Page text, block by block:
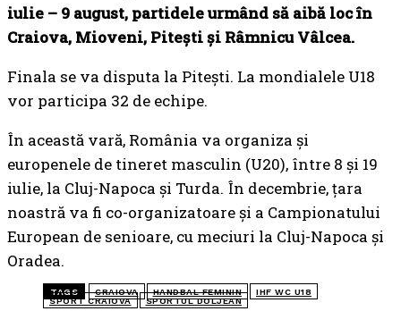
iulie – 9 august, partidele urmând să aibă loc în
Craiova, Mioveni, Pitești și Râmnicu Vâlcea.
Finala se va disputa la Pitești. La mondialele U18
vor participa 32 de echipe.
În această vară, România va organiza și
europenele de tineret masculin (U20), între 8 și 19
iulie, la Cluj-Napoca și Turda. În decembrie, țara
noastră va fi co-organizatoare și a Campionatului
European de senioare, cu meciuri la Cluj-Napoca și
Oradea.
TAGS CRAIOVA HANDBAL FEMININ
IHF WC U18
SPORT CRAIOVA
SPORTUL DOLJEAN